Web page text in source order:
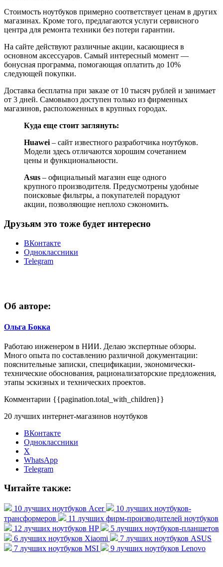
Стоимость ноутбуков примерно соответствует ценам в других
магазинах. Кроме того, предлагаются услуги сервисного
центра для ремонта техники без потери гарантии.
На сайте действуют различные акции, касающиеся в
основном аксессуаров. Самый интересный момент —
бонусная программа, помогающая оплатить до 10%
следующей покупки.
Доставка бесплатна при заказе от 10 тысяч рублей и занимает
от 3 дней. Самовывоз доступен только из фирменных
магазинов, расположенных в крупных городах.
Куда еще стоит заглянуть:
Huawei – сайт известного разработчика ноутбуков.
Модели здесь отличаются хорошим сочетанием
цены и функциональности.
Asus – официальный магазин еще одного
крупного производителя. Предусмотрены удобные
поисковые фильтры, а покупателей порадуют
акции, позволяющие неплохо сэкономить.
Друзьям это тоже будет интересно
ВКонтакте
Одноклассники
Telegram
Об авторе:
Ольга Бокка
Работаю инженером в НИИ. Делаю экспертные обзоры.
Много опыта по составлению различной документации:
пояснительные записки, спецификации, экономически-
технические обоснования, рационализаторские предложения,
этапы эскизных и технических проектов.
Комментарии {{pagination.total_with_children}}
20 лучших интернет-магазинов ноутбуков
ВКонтакте
Одноклассники
X
WhatsApp
Telegram
Читайте также:
10 лучших ноутбуков Acer
10 лучших ноутбуков-
трансформеров
11 лучших фирм-производителей ноутбуков
12 лучших ноутбуков HP
5 лучших ноутбуков-планшетов
6 лучших ноутбуков Xiaomi
7 лучших ноутбуков ASUS
7 лучших ноутбуков MSI
9 лучших ноутбуков Lenovo